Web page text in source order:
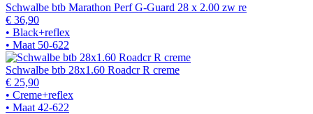
Schwalbe btb Marathon Perf G-Guard 28 x 2.00 zw re
€ 36,90
• Black+reflex
• Maat 50-622
Schwalbe btb 28x1.60 Roadcr R creme
€ 25,90
• Creme+reflex
• Maat 42-622